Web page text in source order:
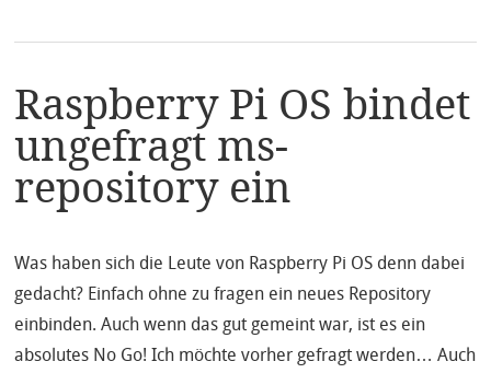
Raspberry Pi OS bindet
ungefragt ms-
repository ein
Was haben sich die Leute von Raspberry Pi OS denn dabei
gedacht? Einfach ohne zu fragen ein neues Repository
einbinden. Auch wenn das gut gemeint war, ist es ein
absolutes No Go! Ich möchte vorher gefragt werden… Auch